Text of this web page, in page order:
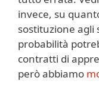
invece, su
sostituzione agli
probabilità
contratti di
però abbiamo